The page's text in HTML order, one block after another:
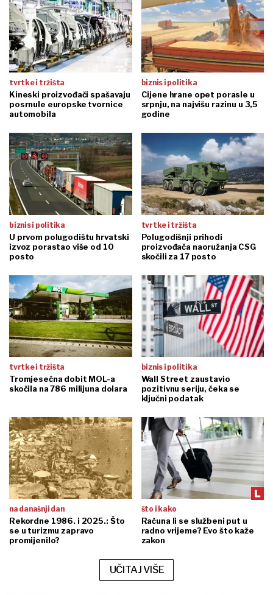
tvrtke i tržišta
Kineski proizvođači spašavaju
posrnule europske tvornice
automobila
biznis i politika
Cijene hrane opet porasle u
srpnju, na najvišu razinu u 3,5
godine
biznis i politika
U prvom polugodištu hrvatski
izvoz porastao više od 10
posto
tvrtke i tržišta
Polugodišnji prihodi
proizvođača naoružanja CSG
skočili za 17 posto
tvrtke i tržišta
Tromjesečna dobit MOL-a
skočila na 786 milijuna dolara
biznis i politika
Wall Street zaustavio
pozitivnu seriju, čeka se
ključni podatak
na današnji dan
Rekordne 1986. i 2025.: Što
se u turizmu zapravo
promijenilo?
što i kako
Računa li se službeni put u
radno vrijeme? Evo što kaže
zakon
UČITAJ VIŠE